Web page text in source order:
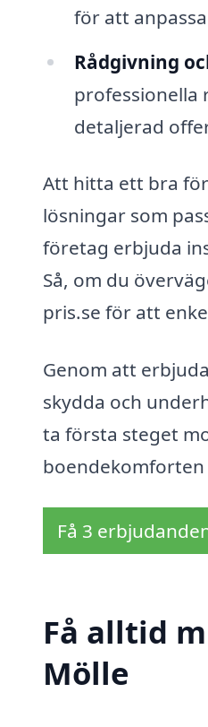
för att
Rådgivning
professionella
detaljerad
Att hitta ett bra
lösningar som
företag erbjuda
Så, om du
pris.se för att
Genom att
skydda och
ta första steget
Få 3
Få alltid
Mölle